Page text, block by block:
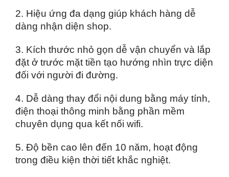
2. Hiệu ứng đa dạng giúp khách hàng dễ
dàng nhận diện shop.
3. Kích thước nhỏ gọn dễ vận chuyển và lắp
đặt ở trước mặt tiền tạo hướng nhìn trực diện
đối với người đi đường.
4. Dễ dàng thay đổi nội dung bằng máy tính,
điện thoại thông minh bằng phần mềm
chuyên dụng qua kết nối wifi.
5. Độ bền cao lên đến 10 năm, hoạt động
trong điều kiện thời tiết khắc nghiệt.